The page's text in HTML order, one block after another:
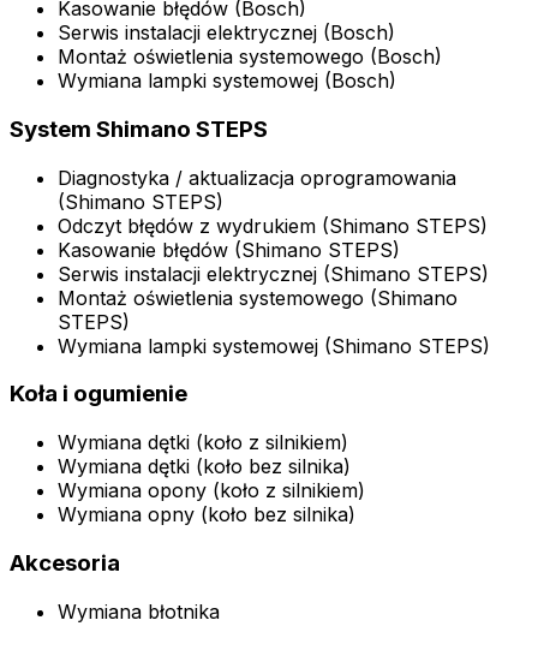
Kasowanie błędów (Bosch)
Serwis instalacji elektrycznej (Bosch)
Montaż oświetlenia systemowego (Bosch)
Wymiana lampki systemowej (Bosch)
System Shimano STEPS
Diagnostyka / aktualizacja oprogramowania
(Shimano STEPS)
Odczyt błędów z wydrukiem (Shimano STEPS)
Kasowanie błędów (Shimano STEPS)
Serwis instalacji elektrycznej (Shimano STEPS)
Montaż oświetlenia systemowego (Shimano
STEPS)
Wymiana lampki systemowej (Shimano STEPS)
Koła i ogumienie
Wymiana dętki (koło z silnikiem)
Wymiana dętki (koło bez silnika)
Wymiana opony (koło z silnikiem)
Wymiana opny (koło bez silnika)
Akcesoria
Wymiana błotnika